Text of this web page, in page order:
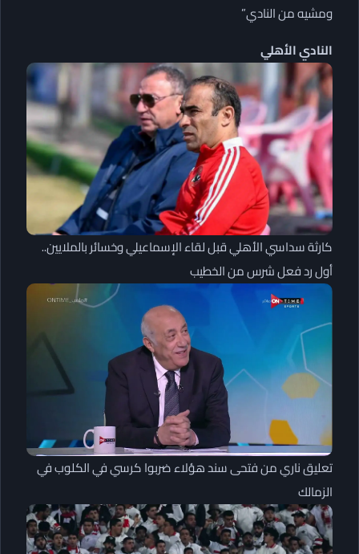
ومشيه من النادي”
النادي الأهلي
كارثة سداسي الأهلي قبل لقاء الإسماعيلي وخسائر بالملايين..
أول رد فعل شرس من الخطيب
تعليق ناري من فتحى سند هؤلاء ضربوا كرسي في الكلوب في
الزمالك